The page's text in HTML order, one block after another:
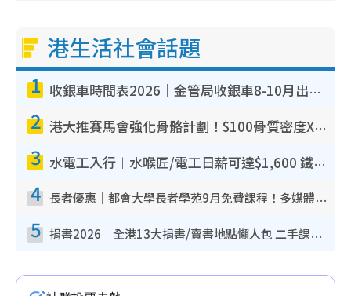
港生活社會話題
1 收銀車時間表2026｜金管局收銀車8-10月出沒地點+時間！無須手續費！硬幣免費轉現鈔或增值至八達通
2 港大推賽馬會強化骨骼計劃！$100骨質密度X光檢查 完成免費運動訓練送超市禮券！附參加資格
3 水電工入行︱水喉匠/電工日薪可達$1,600 鐵飯碗職業難被AI取代！附薪酬參考＋入行考牌途徑
4 長者優惠｜都會大學長者學苑9月免費課程！多媒體/微電影創作/網絡安全 附報名方法教學
5 捐書2026︱全港13大捐書/賣書地點懶人包 二手課本最高$150＋舊書換免費咖啡/戲票